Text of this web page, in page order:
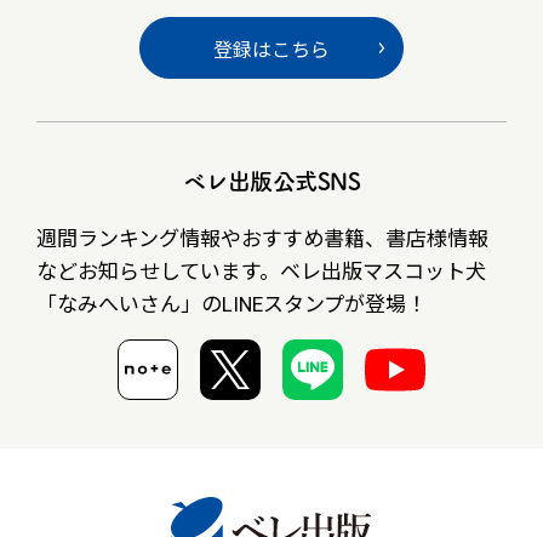
登録はこちら
ベレ出版公式SNS
週間ランキング情報やおすすめ書籍、書店様情報
などお知らせしています。ベレ出版マスコット犬
「なみへいさん」のLINEスタンプが登場！